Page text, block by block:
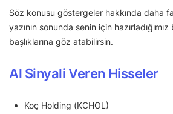
Söz konusu göstergeler hakkında daha
yazının sonunda senin için
başlıklarına göz atabilirsin.
Al Sinyali Veren Hisseler
Koç Holding (KCHOL)